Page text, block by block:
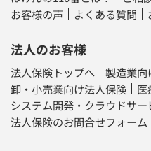
お客様の声
よくある質問
法人のお客様
法人保険トップへ
製造業向
卸・小売業向け法人保険
医
システム開発・クラウドサー
法人保険のお問合せフォーム